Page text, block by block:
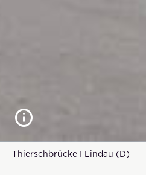
Thierschbrücke I Lindau (D)